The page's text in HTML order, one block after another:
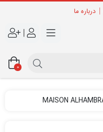
درباره ما
|
0